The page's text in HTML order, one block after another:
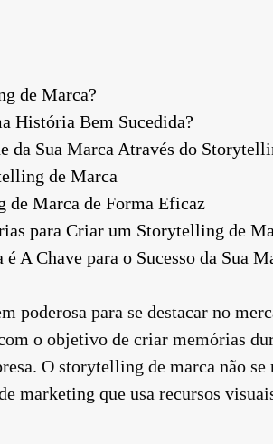
de Marca?
História Bem Sucedida?
da Sua Marca Através do
de Marca
Marca de Forma Eficaz
para Criar um Storytelling de
A Chave para o Sucesso da Sua
poderosa para se destacar no
o objetivo de criar memórias
O storytelling de marca não se
marketing que usa recursos